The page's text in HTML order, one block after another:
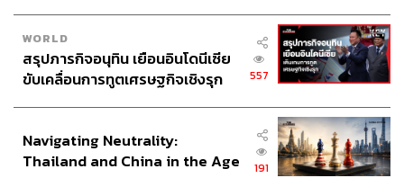
WORLD
สรุปภารกิจอนุทิน เยือนอินโดนีเซีย
ขับเคลื่อนการทูตเศรษฐกิจเชิงรุก
557
Navigating Neutrality:
Thailand and China in the Age
191